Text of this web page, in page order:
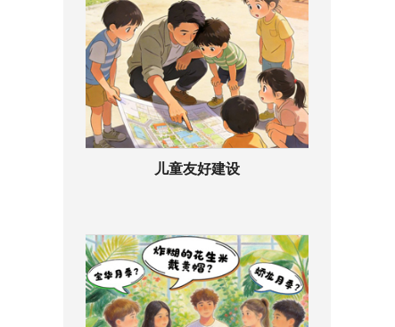
儿童友好建设